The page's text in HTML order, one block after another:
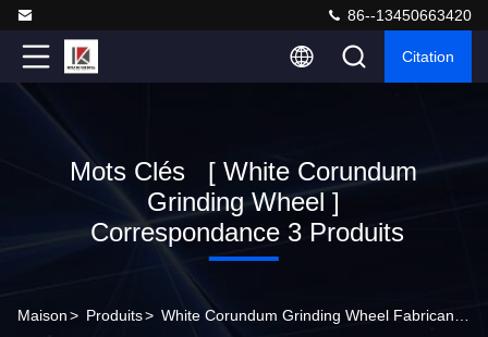
86--13450663420
Citation
Mots Clés [ White Corundum
Grinding Wheel ]
Correspondance 3 Produits
Maison> Produits>